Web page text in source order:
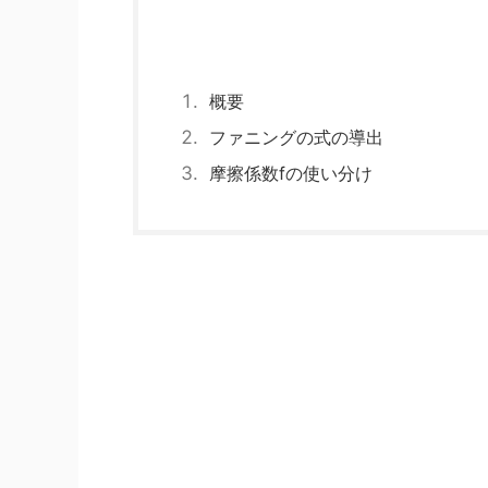
概要
ファニングの式の導出
摩擦係数fの使い分け